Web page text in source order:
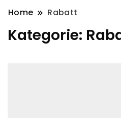
Home Rabatt
Kategorie: